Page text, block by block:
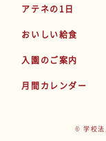
アテネの1日
おいしい給食
入園のご案内
月間カレンダー
© 学校